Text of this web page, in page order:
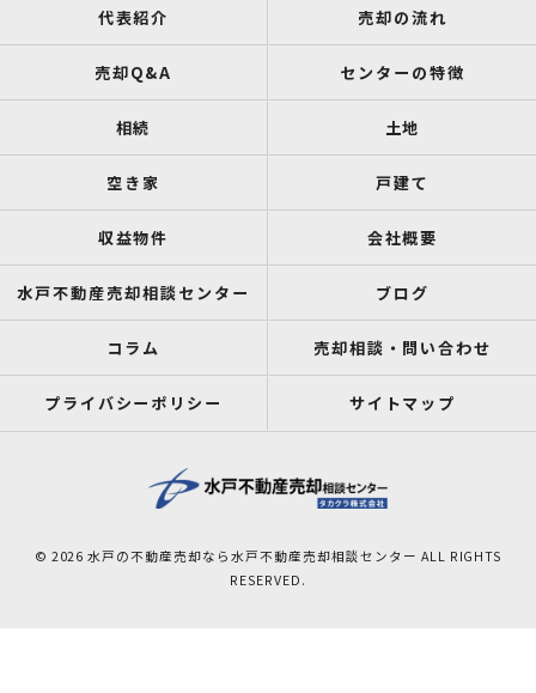
代表紹介 売却の流れ
売却Q&A センターの特徴
相続 土地
空き家 戸建て
収益物件 会社概要
水戸不動産売却相談センター ブログ
コラム 売却相談・問い合わせ
プライバシーポリシー サイトマップ
© 2026 水戸の不動産売却なら水戸不動産売却相談センター ALL RIGHTS
RESERVED.